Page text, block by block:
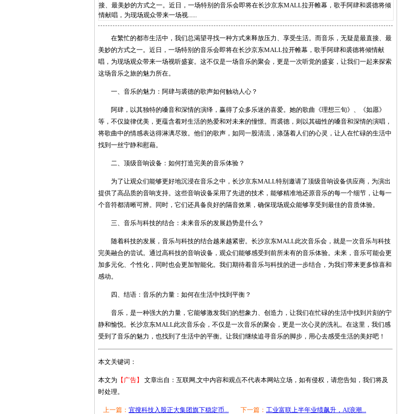
接、最美妙的方式之一。近日，一场特别的音乐会即将在长沙京东MALL拉开帷幕，歌手阿肆和裘德将倾
情献唱，为现场观众带来一场视......
在繁忙的都市生活中，我们总渴望寻找一种方式来释放压力、享受生活。而音乐，无疑是最直接、最
美妙的方式之一。近日，一场特别的音乐会即将在长沙京东MALL拉开帷幕，歌手阿肆和裘德将倾情献
唱，为现场观众带来一场视听盛宴。这不仅是一场音乐的聚会，更是一次听觉的盛宴，让我们一起来探索
这场音乐之旅的魅力所在。
一、音乐的魅力：阿肆与裘德的歌声如何触动人心？
阿肆，以其独特的嗓音和深情的演绎，赢得了众多乐迷的喜爱。她的歌曲《理想三旬》、《如愿》
等，不仅旋律优美，更蕴含着对生活的热爱和对未来的憧憬。而裘德，则以其磁性的嗓音和深情的演唱，
将歌曲中的情感表达得淋漓尽致。他们的歌声，如同一股清流，涤荡着人们的心灵，让人在忙碌的生活中
找到一丝宁静和慰藉。
二、顶级音响设备：如何打造完美的音乐体验？
为了让观众们能够更好地沉浸在音乐之中，长沙京东MALL特别邀请了顶级音响设备供应商，为演出
提供了高品质的音响支持。这些音响设备采用了先进的技术，能够精准地还原音乐的每一个细节，让每一
个音符都清晰可辨。同时，它们还具备良好的隔音效果，确保现场观众能够享受到最佳的音质体验。
三、音乐与科技的结合：未来音乐的发展趋势是什么？
随着科技的发展，音乐与科技的结合越来越紧密。长沙京东MALL此次音乐会，就是一次音乐与科技
完美融合的尝试。通过高科技的音响设备，观众们能够感受到前所未有的音乐体验。未来，音乐可能会更
加多元化、个性化，同时也会更加智能化。我们期待着音乐与科技的进一步结合，为我们带来更多惊喜和
感动。
四、结语：音乐的力量：如何在生活中找到平衡？
音乐，是一种强大的力量，它能够激发我们的想象力、创造力，让我们在忙碌的生活中找到片刻的宁
静和愉悦。长沙京东MALL此次音乐会，不仅是一次音乐的聚会，更是一次心灵的洗礼。在这里，我们感
受到了音乐的魅力，也找到了生活中的平衡。让我们继续追寻音乐的脚步，用心去感受生活的美好吧！
本文关键词：
本文为 【广告】
文章出自：互联网,文中内容和观点不代表本网站立场，如有侵权，请您告知，我们将及
时处理。
上一篇： 宜搜科技入股正大集团旗下稳定币... 下一篇： 工业富联上半年业绩飙升，AI浪潮...